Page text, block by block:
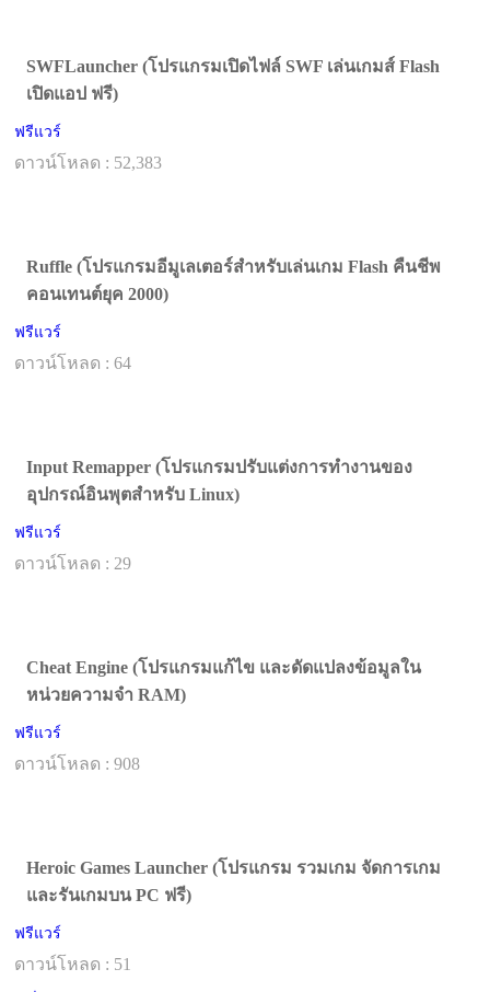
SWFLauncher (โปรแกรมเปิดไฟล์ SWF เล่นเกมส์ Flash
เปิดแอป ฟรี)
ฟรีแวร์
ดาวน์โหลด : 52,383
Ruffle (โปรแกรมอีมูเลเตอร์สำหรับเล่นเกม Flash คืนชีพ
คอนเทนต์ยุค 2000)
ฟรีแวร์
ดาวน์โหลด : 64
Input Remapper (โปรแกรมปรับแต่งการทำงานของ
อุปกรณ์อินพุตสำหรับ Linux)
ฟรีแวร์
ดาวน์โหลด : 29
Cheat Engine (โปรแกรมแก้ไข และดัดแปลงข้อมูลใน
หน่วยความจำ RAM)
ฟรีแวร์
ดาวน์โหลด : 908
Heroic Games Launcher (โปรแกรม รวมเกม จัดการเกม
และรันเกมบน PC ฟรี)
ฟรีแวร์
ดาวน์โหลด : 51